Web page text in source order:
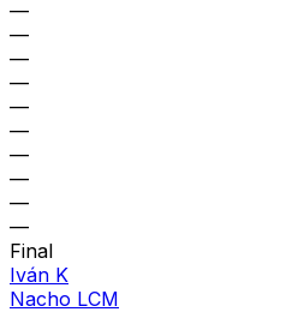
—
—
—
—
—
—
—
—
—
—
Final
Iván K
Nacho LCM